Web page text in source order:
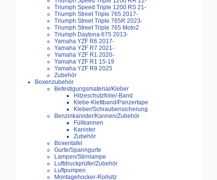
Triumph Speed Triple 1200 RS 21-
Triumph Street Triple 765 2017-
Triumph Street Triple 765R 2023-
Triumph Street Triple 765 Moto2
Triumph Daytona 675 2013-
Yamaha YZF R6 2017-
Yamaha YZF R7 2021-
Yamaha YZF R1 2020-
Yamaha YZF R1 15-19
Yamaha YZF R9 2025
Zubehör
Boxenzubehör
Befestigungsmaterial/Kleber
Hitzeschutzfolie/-Band
Klebe-Klettband/Panzertape
Kleber/Schraubensicherung
Benzinkanister/Kannen/Zubehör
Füllkannen
Kanister
Zubehör
Boxentafel
Gurte/Spanngurte
Lampen/Stirnlampe
Luftdruckprüfer/Zubehör
Luftpumpen
Montagehocker-Rollsitz